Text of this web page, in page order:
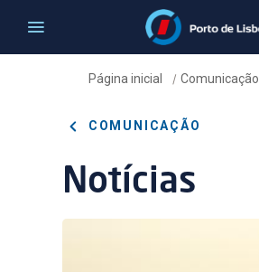
Página inicial / Comunicação
COMUNICAÇÃO
Notícias